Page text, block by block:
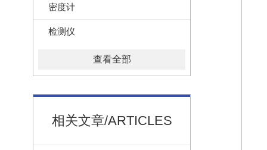
密度计
检测仪
查看全部
相关文章/ARTICLES